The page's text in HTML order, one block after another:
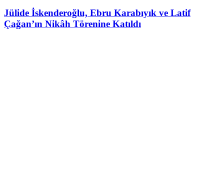
Jülide İskenderoğlu, Ebru Karabıyık ve Latif
Çağan’ın Nikâh Törenine Katıldı